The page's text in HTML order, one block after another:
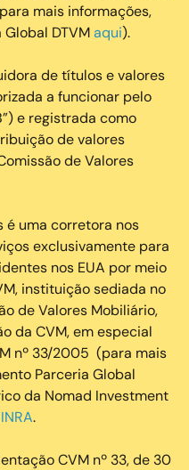
mais informações,
DTVMaqui).
de títulos e valores
a funcionar pelo
e registrada como
de valores
de Valores
é uma corretora nos
exclusivamente para
nos EUA por meio
instituição sediada no
de Valores Mobiliário,
da CVM, em especial
nº 33/2005 (para mais
Parceria Global
da Nomad Investment
.
CVM nº 33, de 30